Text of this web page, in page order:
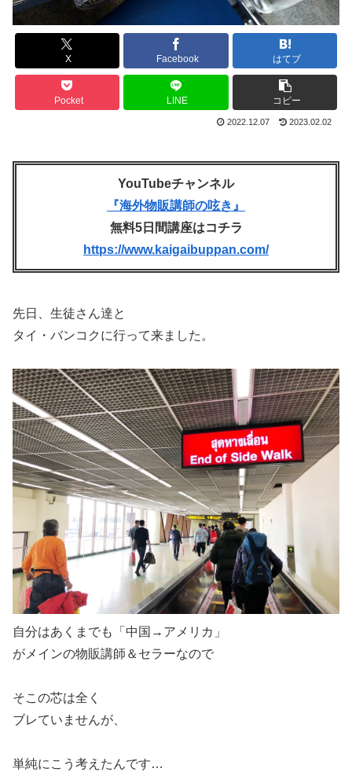
X Facebook はてブ
Pocket LINE コピー
2022.12.07 2023.02.02
YouTubeチャンネル
『海外物販講師の呟き』
無料5日間講座はコチラ
https://www.kaigaibuppan.com/
先日、生徒さん達と
タイ・バンコクに行って来ました。
自分はあくまでも「中国→アメリカ」
がメインの物販講師＆セラーなので
そこの芯は全く
ブレていませんが、
単純にこう考えたんです…